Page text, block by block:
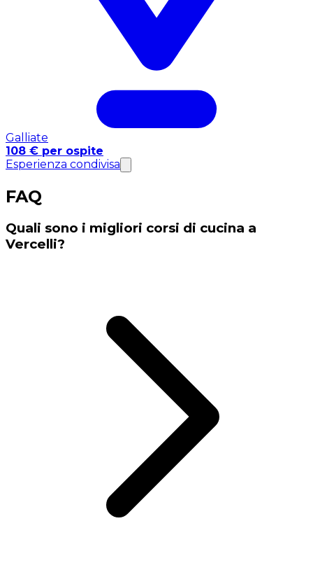
Galliate
108 € per ospite
Esperienza condivisa
FAQ
Quali sono i migliori corsi di cucina a
Vercelli?